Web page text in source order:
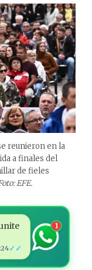
reunieron en la
a finales del
de fieles
EFE.
✓✓
1